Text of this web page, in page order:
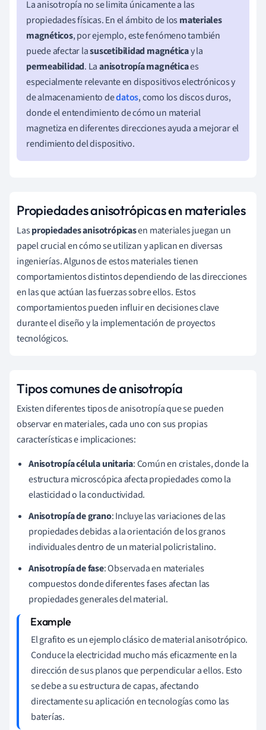
La anisotropía no se limita únicamente a las
propiedades físicas. En el ámbito de los materiales
magnéticos, por ejemplo, este fenómeno también
puede afectar lasuscetibilidad magnéticay la
permeabilidad. Laanisotropía magnéticaes
especialmente relevante en dispositivos electrónicos y
de almacenamiento dedatos, como los discos duros,
donde el entendimiento de cómo un material
magnetiza en diferentes direcciones ayuda a mejorar el
rendimiento del dispositivo.
Propiedades anisotrópicas en materiales
Laspropiedades anisotrópicasen materiales juegan un
papel crucial en cómo se utilizan y aplican en diversas
ingenierías. Algunos de estos materiales tienen
comportamientos distintos dependiendo de las direcciones
en las que actúan las fuerzas sobre ellos. Estos
comportamientos pueden influir en decisiones clave
durante el diseño y la implementación de proyectos
tecnológicos.
Tipos comunes de anisotropía
Existen diferentes tipos de anisotropía que se pueden
observar en materiales, cada uno con sus propias
características e implicaciones:
Anisotropía célula unitaria: Común en cristales, donde la
estructura microscópica afecta propiedades como la
elasticidad o la conductividad.
Anisotropía de grano: Incluye las variaciones de las
propiedades debidas a la orientación de los granos
individuales dentro de un material policristalino.
Anisotropía de fase: Observada en materiales
compuestos donde diferentes fases afectan las
propiedades generales del material.
El grafito es un ejemplo clásico de material anisotrópico.
Conduce la electricidad mucho más eficazmente en la
dirección de sus planos que perpendicular a ellos. Esto
se debe a su estructura de capas, afectando
directamente su aplicación en tecnologías como las
baterías.